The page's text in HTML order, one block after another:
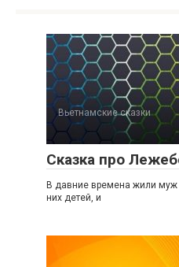
Вьетнамские сказки
Сказка про
В давние времена жили
них детей, и